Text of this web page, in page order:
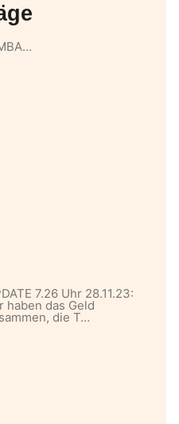
7.26 Uhr 28.11.23:
haben das Geld
die T…